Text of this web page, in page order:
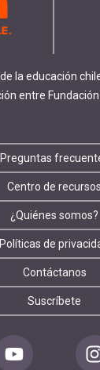
la educación
entre
Preguntas
Centro de recursos
¿Quiénes somos?
Políticas de
Contáctanos
Suscríbete